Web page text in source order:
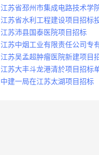
江苏省邳州市集成电路技术学
江苏省水利工程建设项目招标
法
江苏沛县国泰医院项目招标
江苏中烟工业有限责任公司专
容项目招标
江苏吴孟超肿瘤医院新建项目
江苏大丰斗龙港清於项目招标
中建一局在江苏太湖项目招标